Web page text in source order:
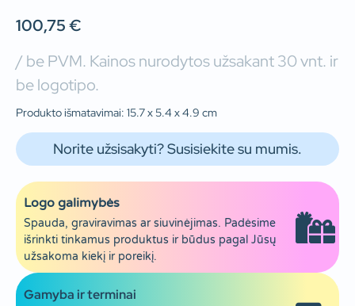
100,75€
/ be PVM. Kainos nurodytos užsakant 30 vnt. ir
be logotipo.
Produkto išmatavimai: 15.7 x 5.4 x 4.9 cm
Norite užsisakyti? Susisiekite su mumis.
Logo galimybės
Spauda, graviravimas ar siuvinėjimas. Padėsime
išrinkti tinkamus produktus ir būdus pagal Jūsų
užsakoma kiekį ir poreikį.
Gamyba ir terminai